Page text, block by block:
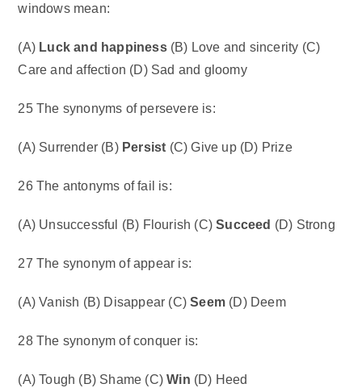
windows mean:
(A) Luck and happiness(B) Love and sincerity (C)
Care and affection (D) Sad and gloomy
25 The synonyms of persevere is:
(A) Surrender (B) Persist (C) Give up (D) Prize
26 The antonyms of fail is:
(A) Unsuccessful (B) Flourish (C)Succeed (D) Strong
27 The synonym of appear is:
(A) Vanish (B) Disappear (C)Seem (D) Deem
28 The synonym of conquer is:
(A) Tough (B) Shame (C)Win (D) Heed